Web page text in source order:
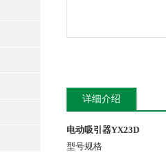
详细介绍
电动吸引器YX23D
型号规格